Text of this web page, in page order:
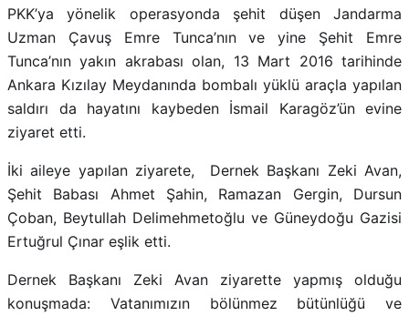
PKK’ya yönelik operasyonda şehit düşen Jandarma
Uzman Çavuş Emre Tunca’nın ve yine Şehit Emre
Tunca’nın yakın akrabası olan, 13 Mart 2016 tarihinde
Ankara Kızılay Meydanında bombalı yüklü araçla yapılan
saldırı da hayatını kaybeden İsmail Karagöz’ün evine
ziyaret etti.
İki aileye yapılan ziyarete, Dernek Başkanı Zeki Avan,
Şehit Babası Ahmet Şahin, Ramazan Gergin, Dursun
Çoban, Beytullah Delimehmetoğlu ve Güneydoğu Gazisi
Ertuğrul Çınar eşlik etti.
Dernek Başkanı Zeki Avan ziyarette yapmış olduğu
konuşmada: Vatanımızın bölünmez bütünlüğü ve